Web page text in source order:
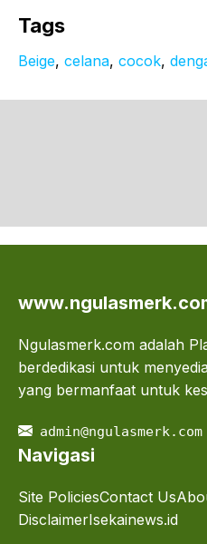
Tags
Beige, celana, cocok,
Ngulasmerk.com adalah
berdedikasi untuk
yang bermanfaat untuk
admin@ngulasmerk.com
Navigasi
Site PoliciesContact Us
DisclaimerIsekainews.id